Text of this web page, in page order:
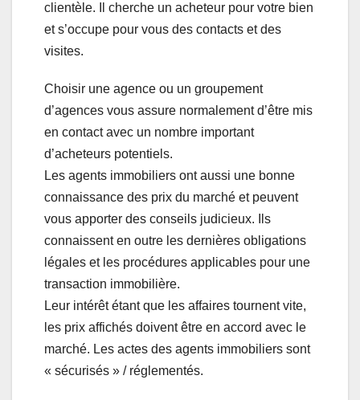
clientèle. Il cherche un acheteur pour votre bien
et s’occupe pour vous des contacts et des
visites.
Choisir une agence ou un groupement
d’agences vous assure normalement d’être mis
en contact avec un nombre important
d’acheteurs potentiels.
Les agents immobiliers ont aussi une bonne
connaissance des prix du marché et peuvent
vous apporter des conseils judicieux. Ils
connaissent en outre les dernières obligations
légales et les procédures applicables pour une
transaction immobilière.
Leur intérêt étant que les affaires tournent vite,
les prix affichés doivent être en accord avec le
marché. Les actes des agents immobiliers sont
« sécurisés » / réglementés.